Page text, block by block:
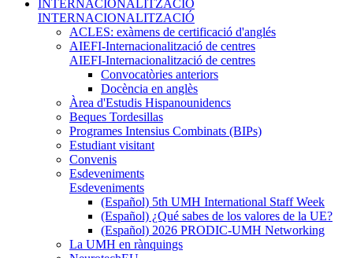
INTERNACIONALITZACIÓ
INTERNACIONALITZACIÓ
ACLES: exàmens de certificació d'anglés
AIEFI-Internacionalització de centres
AIEFI-Internacionalització de centres
Convocatòries anteriors
Docència en anglès
Àrea d'Estudis Hispanounidencs
Beques Tordesillas
Programes Intensius Combinats (BIPs)
Estudiant visitant
Convenis
Esdeveniments
Esdeveniments
(Español) 5th UMH International Staff Week
(Español) ¿Qué sabes de los valores de la UE?
(Español) 2026 PRODIC-UMH Networking
La UMH en rànquings